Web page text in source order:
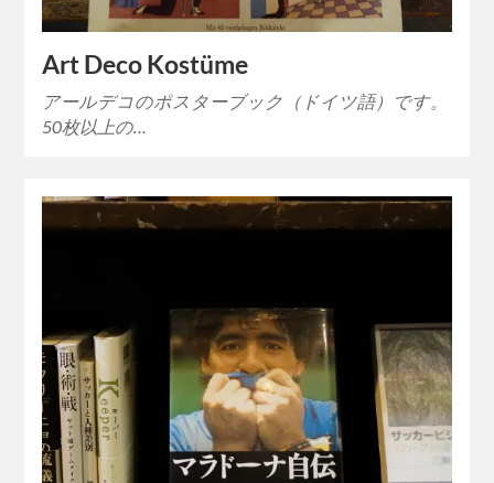
Art Deco Kostüme
アールデコのポスターブック（ドイツ語）です。
50枚以上の…